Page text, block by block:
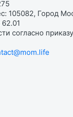
105082, Город
согласно